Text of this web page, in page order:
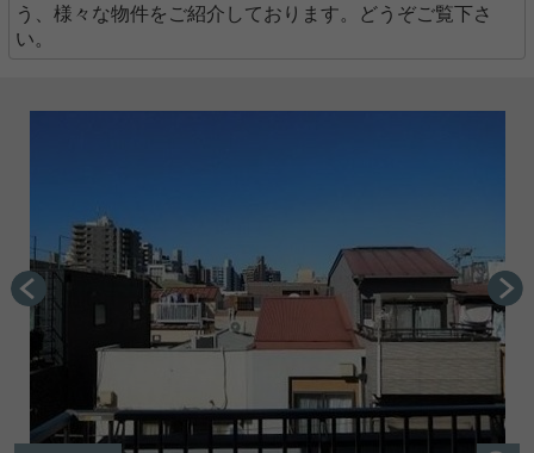
う、様々な物件をご紹介しております。どうぞご覧下さ
い。